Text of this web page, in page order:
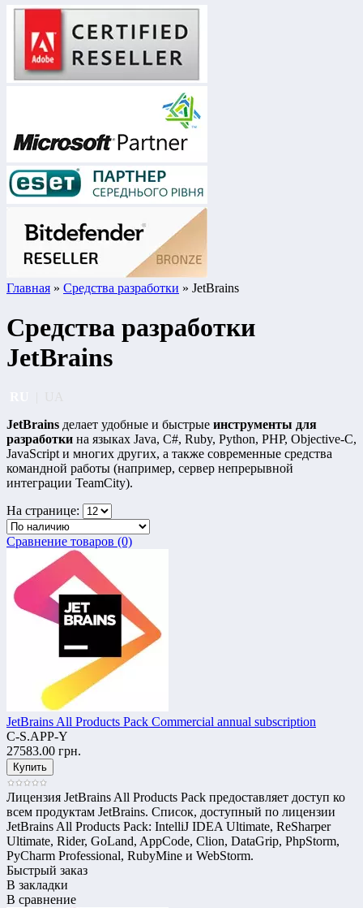
Главная » Средства разработки » JetBrains
Средства разработки
JetBrains
JetBrains делает удобные и быстрые инструменты для
разработки на языках Java, C#, Ruby, Python, PHP, Objective-C,
JavaScript и многих других, а также современные средства
командной работы (например, сервер непрерывной
интеграции TeamCity).
На странице:
Сравнение товаров (0)
JetBrains All Products Pack Commercial annual subscription
C-S.APP-Y
27583.00 грн.
Лицензия JetBrains All Products Pack предоставляет доступ ко
всем продуктам JetBrains. Список, доступный по лицензии
JetBrains All Products Pack: IntelliJ IDEA Ultimate, ReSharper
Ultimate, Rider, GoLand, AppCode, Clion, DataGrip, PhpStorm,
PyCharm Professional, RubyMine и WebStorm.
Быстрый заказ
В закладки
В сравнение